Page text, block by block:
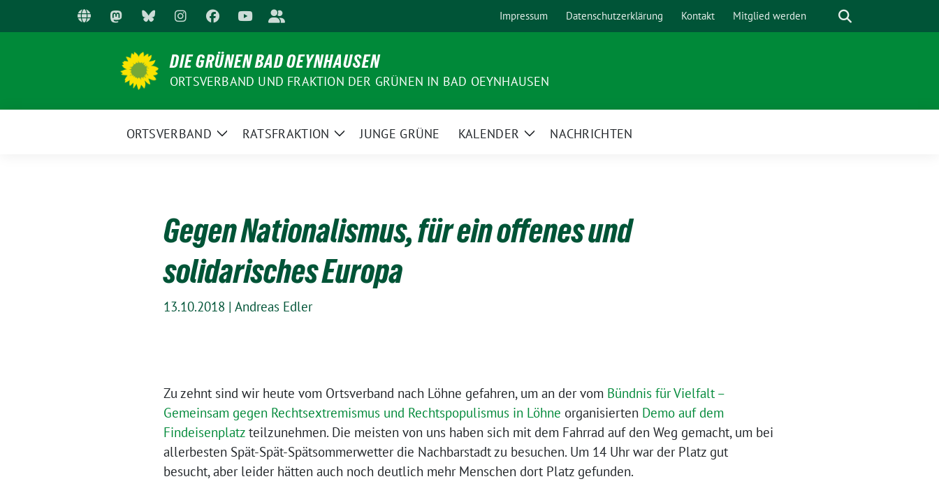
zum
Impressum Datenschutzerklärung Kontakt Mitglied werden Suche
DIE GRÜNEN BAD OEYNHAUSEN
ORTSVERBAND UND FRAKTION DER GRÜNEN IN BAD OEYNHAUSEN
ORTSVERBAND
ZeigeRATSFRAKTION
ZeigeJUNGE GRÜNE KALENDER
ZeigeNACHRICHTEN
Gegen Nationalismus, für ein offenes und
solidarisches Europa
13.10.2018 | Andreas Edler
Zu zehnt sind wir heute vom Ortsverband nach Löhne gefahren, um an der vom Bündnis für Vielfalt –
Gemeinsam gegen Rechtsextremismus und Rechtspopulismus in Löhne organisierten Demo auf dem
Findeisenplatz teilzunehmen. Die meisten von uns haben sich mit dem Fahrrad auf den Weg gemacht, um bei
allerbesten Spät-Spät-Spätsommerwetter die Nachbarstadt zu besuchen. Um 14 Uhr war der Platz gut
besucht, aber leider hätten auch noch deutlich mehr Menschen dort Platz gefunden.